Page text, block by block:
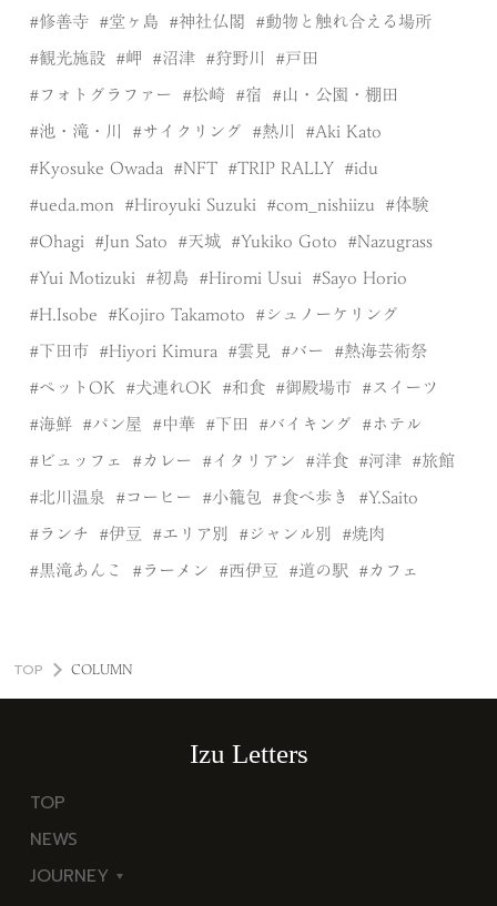
修善寺 堂ヶ島 神社仏閣 動物と触れ合える場所
観光施設 岬 沼津 狩野川 戸田
フォトグラファー 松崎 宿 山・公園・棚田
池・滝・川 サイクリング 熱川 Aki Kato
Kyosuke Owada NFT TRIP RALLY idu
ueda.mon Hiroyuki Suzuki com_nishiizu 体験
Ohagi Jun Sato 天城 Yukiko Goto Nazugrass
Yui Motizuki 初島 Hiromi Usui Sayo Horio
H.Isobe Kojiro Takamoto シュノーケリング
下田市 Hiyori Kimura 雲見 バー 熱海芸術祭
ペットOK 犬連れOK 和食 御殿場市 スイーツ
海鮮 パン屋 中華 下田 バイキング ホテル
ビュッフェ カレー イタリアン 洋食 河津 旅館
北川温泉 コーヒー 小籠包 食べ歩き Y.Saito
ランチ 伊豆 エリア別 ジャンル別 焼肉
黒滝あんこ ラーメン 西伊豆 道の駅 カフェ
TOP COLUMN
Izu Letters
TOP
NEWS
JOURNEY